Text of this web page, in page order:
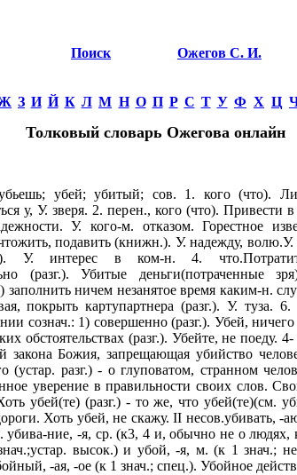
Поиск Ожегов С. И.
З И Й К Л М Н О П Р С Т У Ф Х Ц
Толковый словарь Ожегова онлайн
убей; убитый; сов. 1. кого (что).
у, У. зверя. 2. перен., кого (что). Привести
У. кого-м. отказом. Горестное
подавить (книжн.). У. надежду, волю.У.
У. интерес в ком-н. 4.
(разг.). Убитые деньги(потраченные
заполнить ничем незанятое время каким-н.
покрыть картупартнера (разг.). У. туза.
сознач.: 1) совершенно (разг.). Убей,
обстоятельствах (разг.). Убейте, не поеду.
закона Божия, запрещающая убийство
(устар. разг.) - о глуповатом, странном
уверение в правильности своих слов.
убей(те) (разг.) - то же, что убей(те)(см.
Хоть убей, не скажу. II несов.убивать, -
убива-ние, -я, ср. (к3, 4 и, обычно не о людях,
высок.) и убой, -я, м. (к 1 знач.;
-ая, -ое (к 1 знач.; спец.). Убойное